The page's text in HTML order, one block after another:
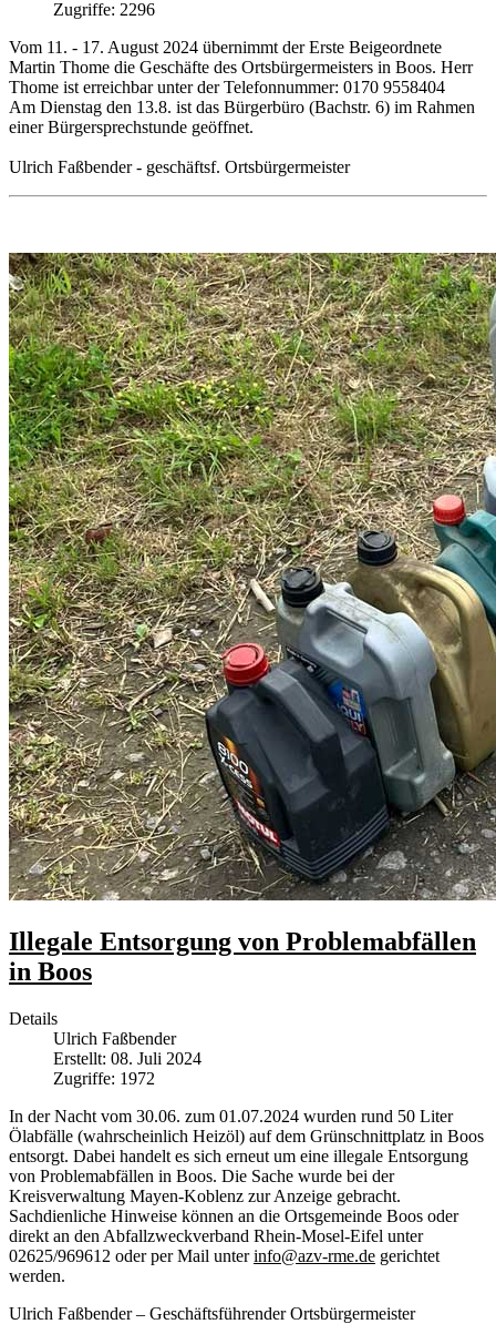
Zugriffe: 2296
Vom 11. - 17. August 2024 übernimmt der Erste Beigeordnete
Martin Thome die Geschäfte des Ortsbürgermeisters in Boos. Herr
Thome ist erreichbar unter der Telefonnummer: 0170 9558404
Am Dienstag den 13.8. ist das Bürgerbüro (Bachstr. 6) im Rahmen
einer Bürgersprechstunde geöffnet.
Ulrich Faßbender - geschäftsf. Ortsbürgermeister
Illegale Entsorgung von Problemabfällen
in Boos
Details
Ulrich Faßbender
Erstellt: 08. Juli 2024
Zugriffe: 1972
In der Nacht vom 30.06. zum 01.07.2024 wurden rund 50 Liter
Ölabfälle (wahrscheinlich Heizöl) auf dem Grünschnittplatz in Boos
entsorgt. Dabei handelt es sich erneut um eine illegale Entsorgung
von Problemabfällen in Boos. Die Sache wurde bei der
Kreisverwaltung Mayen-Koblenz zur Anzeige gebracht.
Sachdienliche Hinweise können an die Ortsgemeinde Boos oder
direkt an den Abfallzweckverband Rhein-Mosel-Eifel unter
02625/969612 oder per Mail unterinfo@azv-rme.de gerichtet
werden.
Ulrich Faßbender – Geschäftsführender Ortsbürgermeister